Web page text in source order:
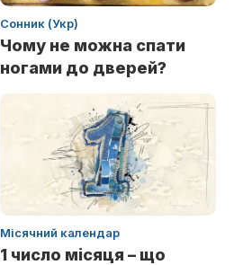
Сонник (Укр)
Чому не можна спати
ногами до дверей?
Місячний календар
1 число місяця – що